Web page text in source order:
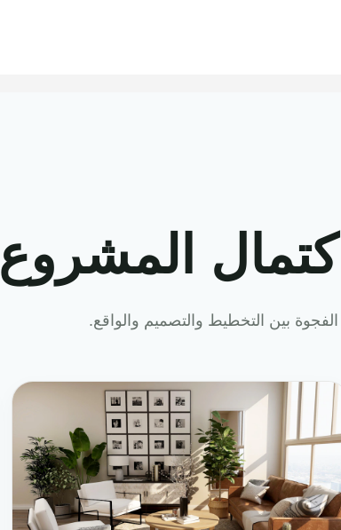
المشروع
بين التخطيط والتصميم والواقع.